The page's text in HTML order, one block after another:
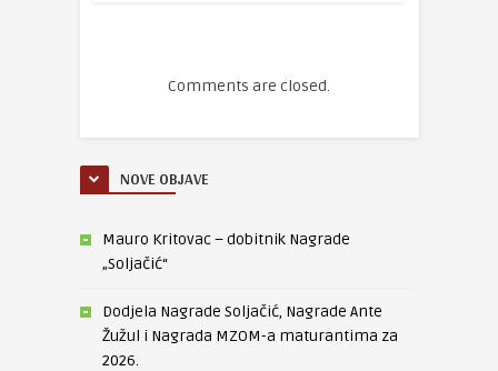
Comments are closed.
NOVE OBJAVE
Mauro Kritovac – dobitnik Nagrade
„Soljačić“
Dodjela Nagrade Soljačić, Nagrade Ante
Žužul i Nagrada MZOM-a maturantima za
2026.